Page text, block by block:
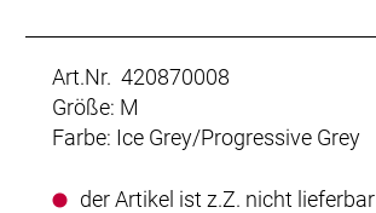
Art.Nr. 420870008
Größe: M
Farbe: Ice Grey/Progressive Grey
der Artikel ist z.Z. nicht lieferbar